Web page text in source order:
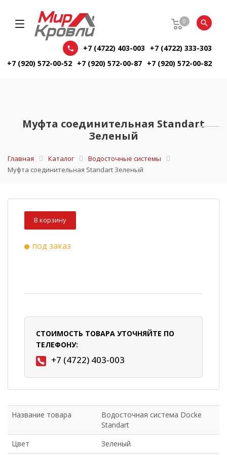
0
+7 (4722) 403-003
+7 (4722) 333-303
+7 (920) 572-00-52 +7 (920) 572-00-87 +7 (920) 572-00-82
Муфта соединительная Standart
Зеленый
Главная Каталог
Водосточные системы
Муфта соединительная Standart Зеленый
В корзину
под заказ
СТОИМОСТЬ ТОВАРА УТОЧНЯЙТЕ ПО
ТЕЛЕФОНУ:
+7 (4722) 403-003
Название товара
Водосточная система Docke
Standart
Цвет
Зеленый